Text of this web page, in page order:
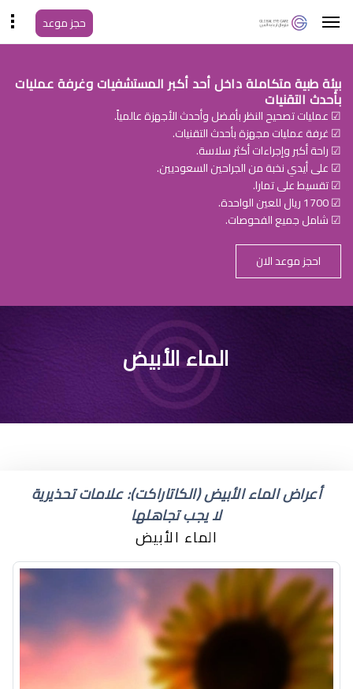
حجز موعد
بيئة طبية متكاملة داخل أحد أكبر المستشفيات وغرفة عمليات
بأحدث التقنيات
☑ عمليات تصحيح النظر بأفضل وأحدث الأجهزة عالمياً.
☑ غرفة عمليات مجهزة بأحدث التقنيات.
☑ راحة أكبر وإجراءات أكثر سلاسة.
☑ على أيدي نخبة من الجراحين السعوديين.
☑ تقسيط على تمارا.
☑ 1700 ريال للعين الواحدة.
☑ شامل جميع الفحوصات.
احجز موعد الان
الماء الأبيض
أعراض الماء الأبيض (الكاتاراكت): علامات تحذيرية
لا يجب تجاهلها
الماء الأبيض